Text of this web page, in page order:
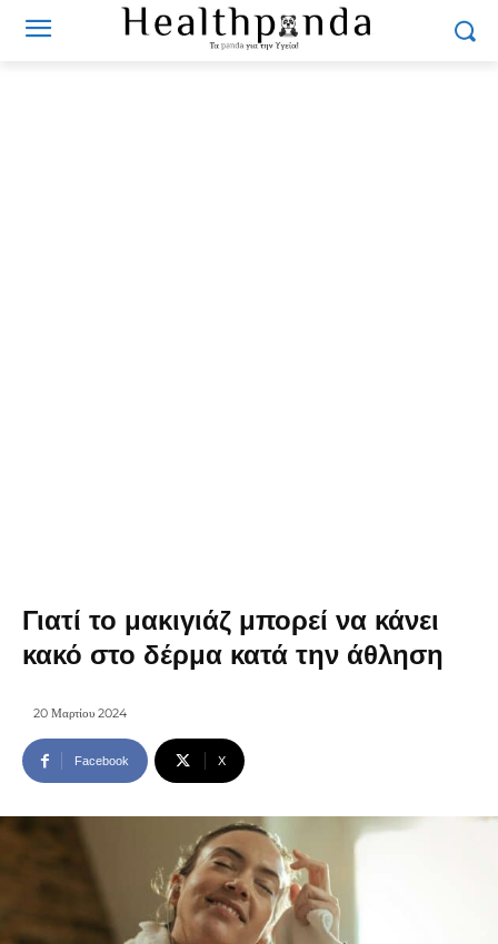
Γιατί το μακιγιάζ μπορεί να κάνει
κακό στο δέρμα κατά την άθληση
20 Μαρτίου 2024
Facebook X